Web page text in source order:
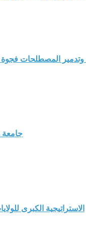
وتدمير المصطلحات فجوة
جامعة
الاستراتيجية الكبرى